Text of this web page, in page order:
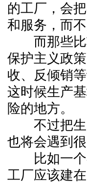
的工厂，会
和服务，而
而那些比
保护主义政
收、反倾销
这时候生产
险的地方。
不过把生
也将会遇到
比如一个
工厂应该建